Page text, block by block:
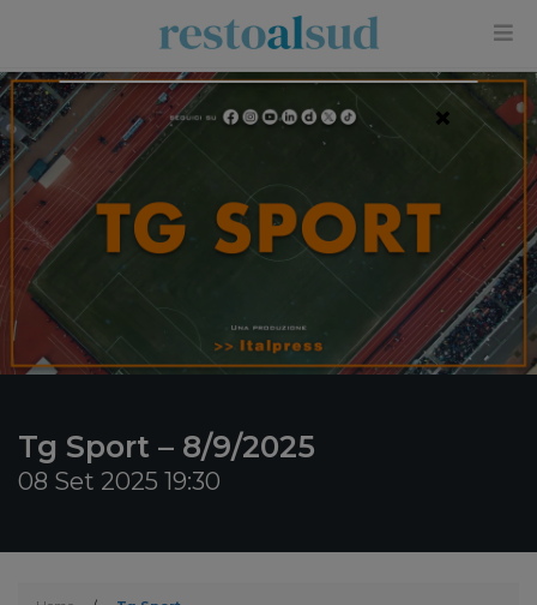
Tg Sport – 8/9/2025
08 Set 2025 19:30
×